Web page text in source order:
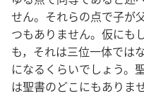
せん。それらの点で子が
つもありません。仮にも
も，それは三位一体では
になるくらいでしょう。
は聖書のどこにもありま